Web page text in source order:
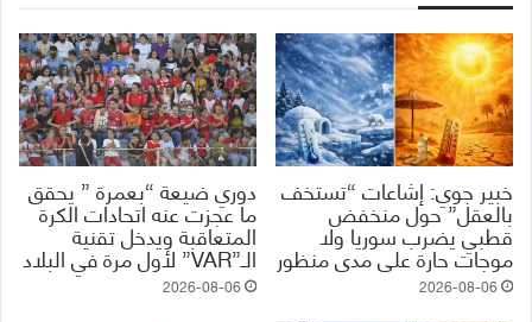
خبير جوي: إشاعات “تستخف
بالعقل” حول منخفض
قطبي يضرب سوريا ولا
موجات حارة على مدى منظور
2026-08-06
دوري ضيعة “بعمرة ” يحقق
ما عجزت عنه اتحادات الكرة
المتعاقبة ويدخل تقنية
الـ”VAR” لأول مرة في البلاد
2026-08-06